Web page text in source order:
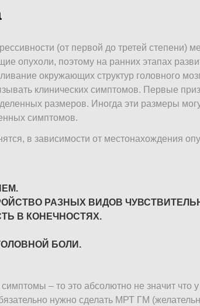
(от первой до третей степени)
опухоли, поэтому на ранних этапах
окружающих структур головного
клинических симптомов. Первые
размеров. Иногда эти размеры
симптомов.
в зависимости от местонахождения
РАЗНЫХ ВИДОВ
В КОНЕЧНОСТЯХ.
БОЛИ.
– то это абсолютно не значит что
нужно сделать МРТ ГМ